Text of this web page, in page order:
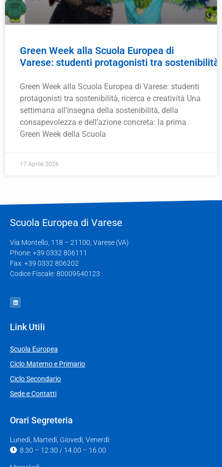
Green Week alla Scuola Europea di
Varese: studenti protagonisti tra
Green Week alla Scuola Europea di Varese: studenti
protagonisti tra sostenibilità, ricerca e creatività Una
settimana all’insegna della sostenibilità, della
consapevolezza e dell’azione concreta: la prima
Green Week della Scuola
17 Aprile 2026
Scuola Europea di Varese
Via Montello, 118 – 21100, Varese (VA)
Phone: +39 0332 806111
Fax: +39 0332 806202
Codice Fiscale: 80009540123
Link Utili
Scuola Europea
Ciclo Materno e Primario
Ciclo Secondario
Sede e Contatti
Orari Segreteria
Lunedì, Martedì, Giovedì, Venerdì:
8.30 – 12.30 / 14.00 – 16.00